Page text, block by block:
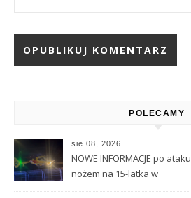
POLECAMY
sie 08, 2026
NOWE INFORMACJE po ataku
nożem na 15-latka w